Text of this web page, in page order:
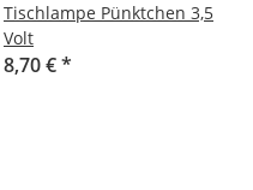
Tischlampe Pünktchen 3,5
Volt
8,70 €*